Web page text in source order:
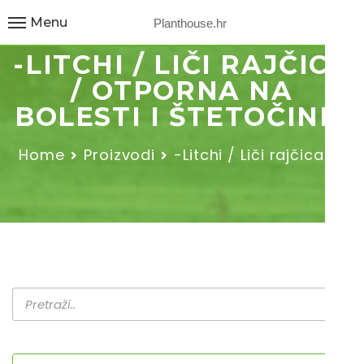
Planthouse.hr
Menu
-LITCHI / LIČI RAJČICA
/ OTPORNA NA
BOLESTI I ŠTETOČINE-
Home Proizvodi -Litchi / Liči rajčica /…